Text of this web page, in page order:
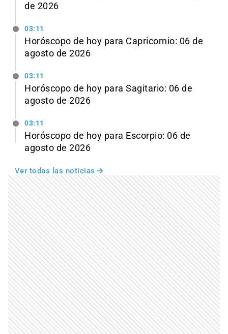
de 2026
03:11
Horóscopo de hoy para Capricornio: 06 de
agosto de 2026
03:11
Horóscopo de hoy para Sagitario: 06 de
agosto de 2026
03:11
Horóscopo de hoy para Escorpio: 06 de
agosto de 2026
Ver todas las noticias